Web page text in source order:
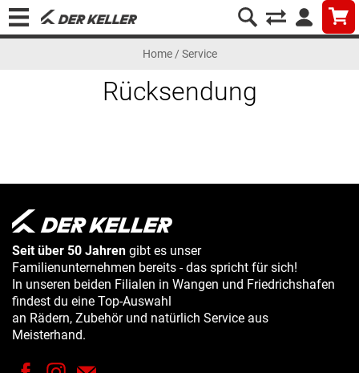
Home/ Service
Rücksendung
Seit über 50 Jahren gibt es unser
Familienunternehmen bereits - das spricht für sich!
In unseren beiden Filialen in Wangen und Friedrichshafen
findest du eine Top-Auswahl
an Rädern, Zubehör und natürlich Service aus
Meisterhand.